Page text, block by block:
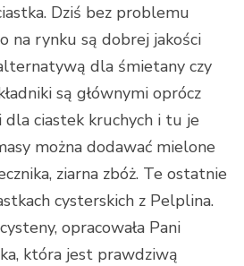
Dziś bez problemu
na rynku są dobrej jakości
dla śmietany czy
są głównymi oprócz
dla ciastek kruchych i tu je
można dodawać mielone
ziarna zbóż. Te ostatnie
cysterskich z Pelplina.
opracowała Pani
która jest prawdziwą